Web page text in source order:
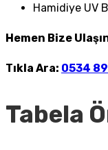
Hamidiye UV
Hemen Bize
Tıkla Ara: 0534
Tabela